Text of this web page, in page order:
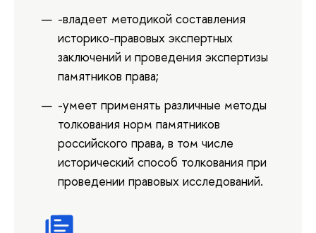
-владеет методикой составления
историко-правовых экспертных
заключений и проведения экспертизы
памятников права;
-умеет применять различные методы
толкования норм памятников
российского права, в том числе
исторический способ толкования при
проведении правовых исследований.